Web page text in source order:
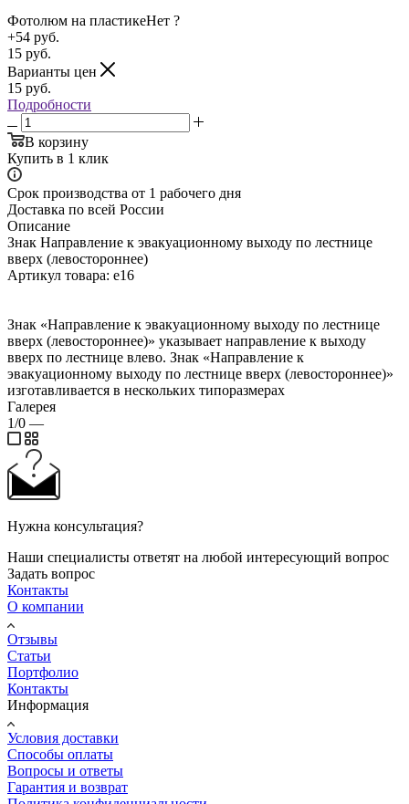
Фотолюм на пластикеНет ?
+54 руб.
15 руб.
Варианты цен
15 руб.
Подробности
В корзину
Купить в 1 клик
Срок производства от 1 рабочего дня
Доставка по всей России
Описание
Знак Направление к эвакуационному выходу по лестнице
вверх (левостороннее)
Артикул товара: e16
Знак «Направление к эвакуационному выходу по лестнице
вверх (левостороннее)» указывает направление к выходу
вверх по лестнице влево. Знак «Направление к
эвакуационному выходу по лестнице вверх (левостороннее)»
изготавливается в нескольких типоразмерах
Галерея
1/0 —
Нужна консультация?
Наши специалисты ответят на любой интересующий вопрос
Задать вопрос
Контакты
О компании
Отзывы
Статьи
Портфолио
Контакты
Информация
Условия доставки
Способы оплаты
Вопросы и ответы
Гарантия и возврат